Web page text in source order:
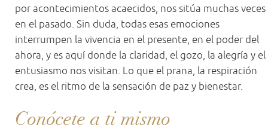
por acontecimientos acaecidos, nos sitúa muchas veces
en el pasado. Sin duda, todas esas emociones
interrumpen la vivencia en el presente, en el poder del
ahora, y es aquí donde la claridad, el gozo, la alegría y el
entusiasmo nos visitan. Lo que el prana, la respiración
crea, es el ritmo de la sensación de paz y bienestar.
Conócete a ti mismo